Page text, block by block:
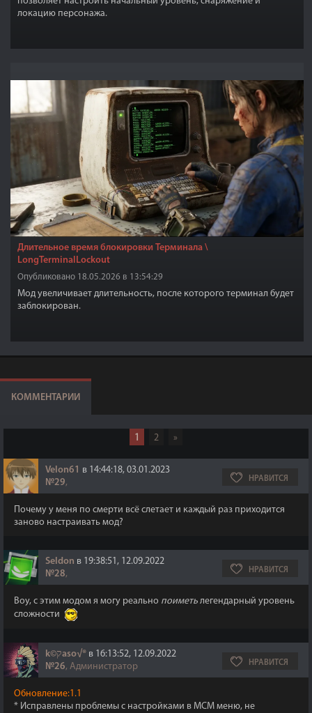
локацию персонажа.
Длительное время блокировки Терминала \
LongTerminalLockout
Опубликовано 18.05.2026 в 13:54:29
Мод увеличивает длительность, после которого терминал будет
заблокирован.
КОММЕНТАРИИ
1 2 »
Velon61 в 14:44:18, 03.01.2023
№29, НРАВИТСЯ
Почему у меня по смерти всё слетает и каждый раз приходится
заново настраивать мод?
Seldon в 19:38:51, 12.09.2022
№28, НРАВИТСЯ
Воу, с этим модом я могу реально поиметь легендарный уровень
сложности
k©קaso√® в 16:13:52, 12.09.2022
№26, Администратор НРАВИТСЯ
Обновление:1.1
* Исправлены проблемы с настройками в МСМ меню, не